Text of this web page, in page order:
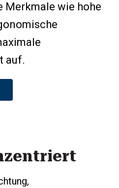
Merkmale wie hohe
auf.